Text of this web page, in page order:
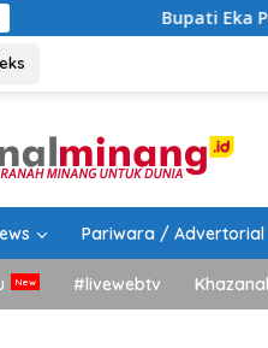
Bupati Eka Putra Rotasi
Pariwara / Advertorial
#livewebtv